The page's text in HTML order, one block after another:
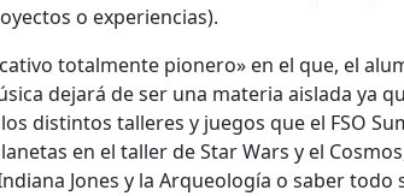
o experiencias).
totalmente pionero» en el que, el
dejará de ser una materia aislada ya
distintos talleres y juegos que el FSO
en el taller de Star Wars y el
Jones y la Arqueología o saber